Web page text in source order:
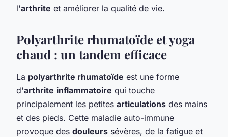
l'arthrite et améliorer la qualité de vie.
Polyarthrite rhumatoïde et yoga
chaud : un tandem efficace
La polyarthrite rhumatoïde est une forme
d'arthrite inflammatoire qui touche
principalement les petites articulations des mains
et des pieds. Cette maladie auto-immune
provoque des douleurs sévères, de la fatigue et